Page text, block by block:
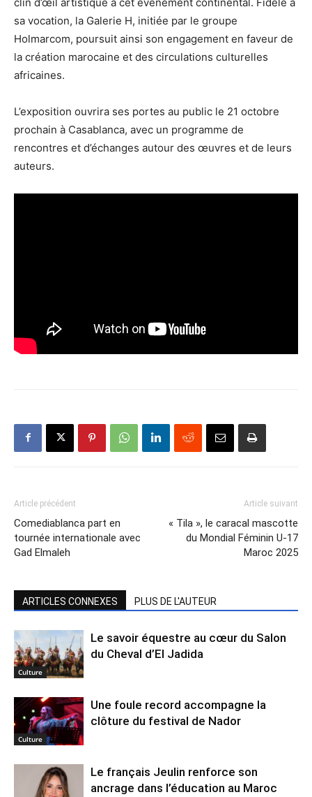
sa vocation, la Galerie H, initiée par le groupe
Holmarcom, poursuit ainsi son engagement en faveur de
la création marocaine et des circulations culturelles
africaines.
L’exposition ouvrira ses portes au public le 21 octobre
prochain à Casablanca, avec un programme de
rencontres et d’échanges autour des œuvres et de leurs
auteurs.
Article précédent
Comediablanca part en
tournée internationale avec
Gad Elmaleh
Article suivant
« Tila », le caracal mascotte
du Mondial Féminin U-17
Maroc 2025
ARTICLES CONNEXES PLUS DE L'AUTEUR
Culture
Le savoir équestre au cœur du Salon
du Cheval d’El Jadida
Culture
Une foule record accompagne la
clôture du festival de Nador
Le français Jeulin renforce son
ancrage dans l’éducation au Maroc